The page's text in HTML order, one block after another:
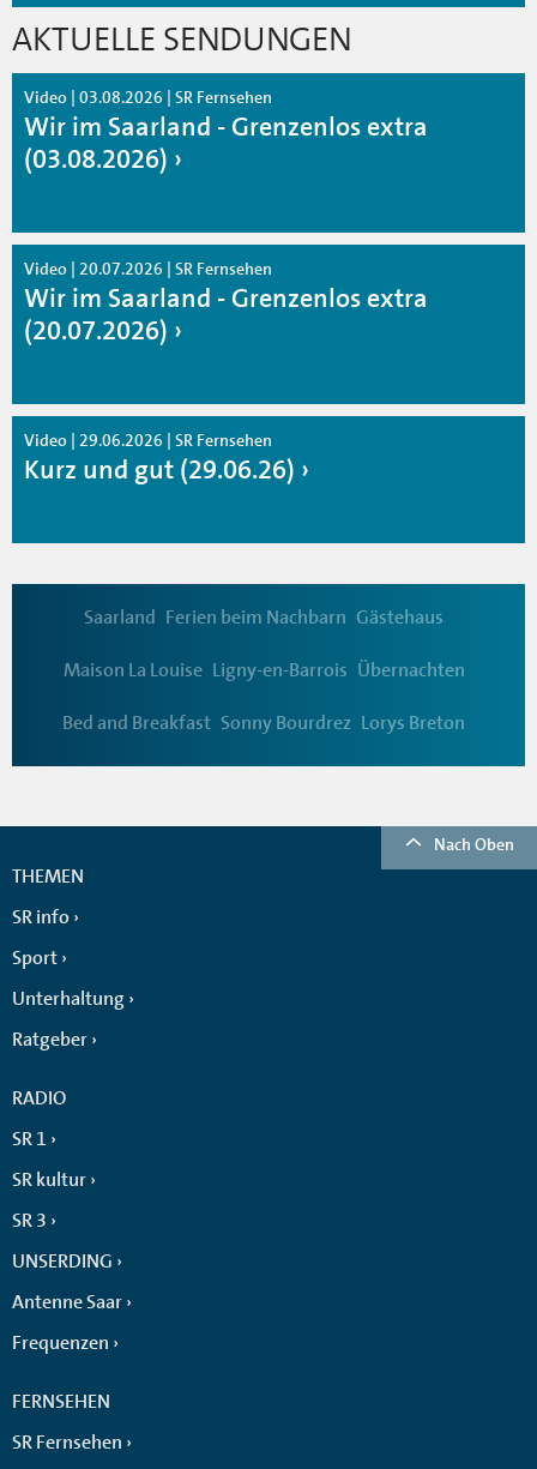
AKTUELLE SENDUNGEN
Video | 03.08.2026 | SR Fernsehen
Wir im Saarland - Grenzenlos extra
(03.08.2026)
Video | 20.07.2026 | SR Fernsehen
Wir im Saarland - Grenzenlos extra
(20.07.2026)
Video | 29.06.2026 | SR Fernsehen
Kurz und gut (29.06.26)
Saarland Ferien beim Nachbarn Gästehaus
Maison La Louise Ligny-en-Barrois Übernachten
Bed and Breakfast Sonny Bourdrez Lorys Breton
Nach Oben
THEMEN
SR info
Sport
Unterhaltung
Ratgeber
RADIO
SR 1
SR kultur
SR 3
UNSERDING
Antenne Saar
Frequenzen
FERNSEHEN
SR Fernsehen